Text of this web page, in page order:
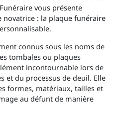
vous présente
: la plaque funéraire
connus sous les noms de
tombales ou plaques
incontournable lors de
et du processus de deuil. Elle
formes, matériaux, tailles et
au défunt de manière